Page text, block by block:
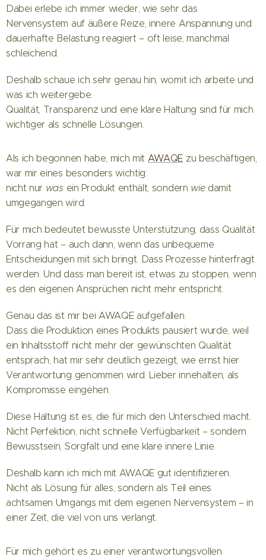
Dabei erlebe ich immer wieder, wie sehr das
Nervensystem auf äußere Reize, innere Anspannung und
dauerhafte Belastung reagiert – oft leise, manchmal
schleichend.
Deshalb schaue ich sehr genau hin, womit ich arbeite und
was ich weitergebe.
Qualität, Transparenz und eine klare Haltung sind für mich
wichtiger als schnelle Lösungen.
Als ich begonnen habe, mich mit AWAQE zu beschäftigen,
war mir eines besonders wichtig:
nicht nur wasein Produkt enthält, sondern wiedamit
umgegangen wird.
Für mich bedeutet bewusste Unterstützung, dass Qualität
Vorrang hat – auch dann, wenn das unbequeme
Entscheidungen mit sich bringt. Dass Prozesse hinterfragt
werden. Und dass man bereit ist, etwas zu stoppen, wenn
es den eigenen Ansprüchen nicht mehr entspricht.
Genau das ist mir bei AWAQE aufgefallen.
Dass die Produktion eines Produkts pausiert wurde, weil
ein Inhaltsstoff nicht mehr der gewünschten Qualität
entsprach, hat mir sehr deutlich gezeigt, wie ernst hier
Verantwortung genommen wird. Lieber innehalten, als
Kompromisse eingehen.
Diese Haltung ist es, die für mich den Unterschied macht.
Nicht Perfektion, nicht schnelle Verfügbarkeit – sondern
Bewusstsein, Sorgfalt und eine klare innere Linie.
Deshalb kann ich mich mit AWAQE gut identifizieren.
Nicht als Lösung für alles, sondern als Teil eines
achtsamen Umgangs mit dem eigenen Nervensystem – in
einer Zeit, die viel von uns verlangt.
Für mich gehört es zu einer verantwortungsvollen